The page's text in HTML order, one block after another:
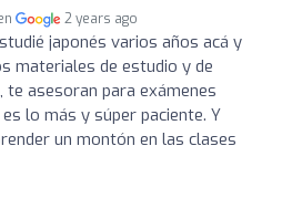
2 years ago
japonés varios años acá y
materiales de estudio y de
asesoran para exámenes
lo más y súper paciente. Y
un montón en las clases